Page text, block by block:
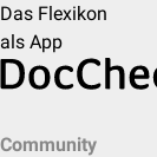
Das Flexikon
als App
Community